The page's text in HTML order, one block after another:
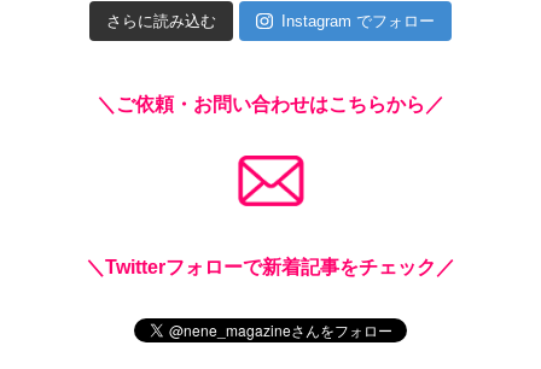
さらに読み込む Instagram でフォロー
＼ご依頼・お問い合わせはこちらから／
＼Twitterフォローで新着記事をチェック／